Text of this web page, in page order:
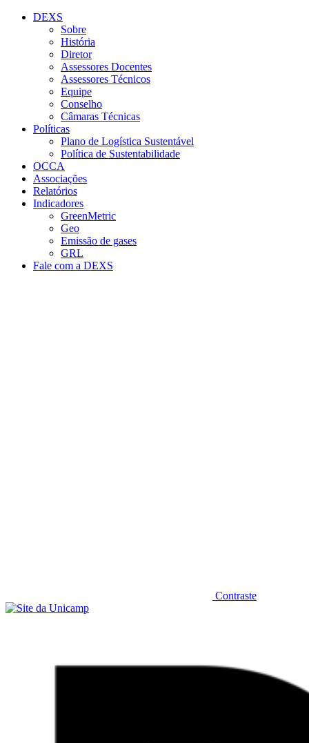
Conteúdo principal
DEXS
Sobre
História
Diretor
Assessores Docentes
Assessores Técnicos
Equipe
Conselho
Câmaras Técnicas
Políticas
Plano de Logística Sustentável
Política de Sustentabilidade
OCCA
Associações
Relatórios
Indicadores
GreenMetric
Geo
Emissão de gases
GRL
Fale com a DEXS
Contraste